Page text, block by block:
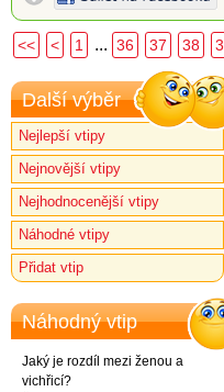
<< < 1 ... 36 37 38
Další výběr
Nejlepší vtipy
Nejnovější vtipy
Nejhodnocenější vtipy
Náhodné vtipy
Přidat vtip
Náhodný vtip
Jaký je rozdíl mezi ženou a
vichřicí?